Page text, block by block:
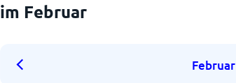
im Februar
Februar